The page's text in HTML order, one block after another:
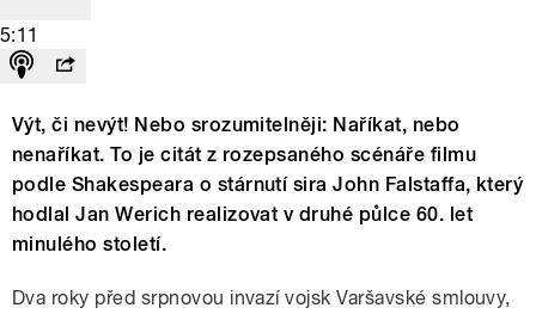
5:11
Výt, či nevýt! Nebo srozumitelněji: Naříkat, nebo
nenaříkat. To je citát z rozepsaného scénáře filmu
podle Shakespeara o stárnutí sira John Falstaffa, který
hodlal Jan Werich realizovat v druhé půlce 60. let
minulého století.
Dva roky před srpnovou invazí vojsk Varšavské smlouvy,